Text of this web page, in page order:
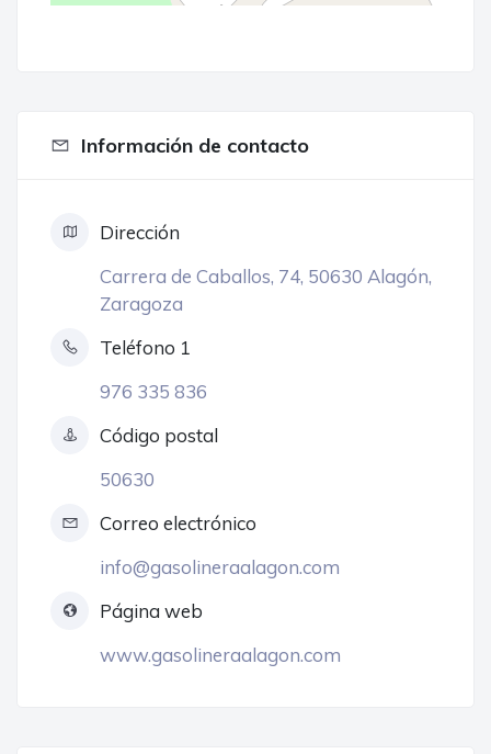
Información de contacto
Dirección
Carrera de Caballos, 74, 50630 Alagón,
Zaragoza
Teléfono 1
976 335 836
Código postal
50630
Correo electrónico
info@gasolineraalagon.com
Página web
www.gasolineraalagon.com